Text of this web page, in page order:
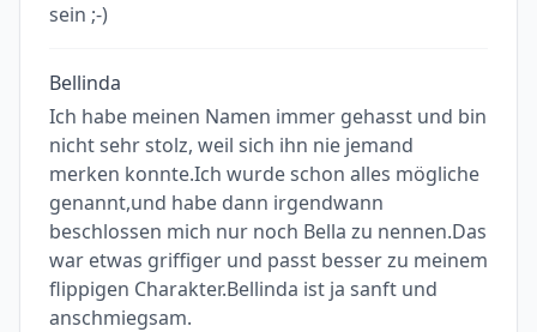
sein ;-)
Bellinda
Ich habe meinen Namen immer gehasst und bin
nicht sehr stolz, weil sich ihn nie jemand
merken konnte.Ich wurde schon alles mögliche
genannt,und habe dann irgendwann
beschlossen mich nur noch Bella zu nennen.Das
war etwas griffiger und passt besser zu meinem
flippigen Charakter.Bellinda ist ja sanft und
anschmiegsam.